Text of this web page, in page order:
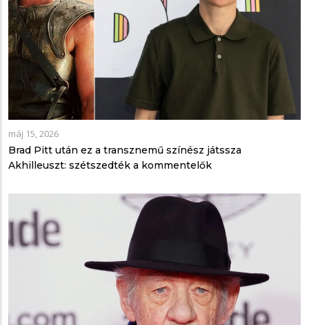
máj 15, 2026
Brad Pitt után ez a transznemű színész játssza
Akhilleuszt: szétszedték a kommentelők